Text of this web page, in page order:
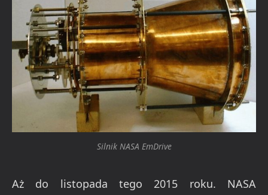
Silnik NASA EmDrive
Aż do listopada tego 2015 roku. NASA